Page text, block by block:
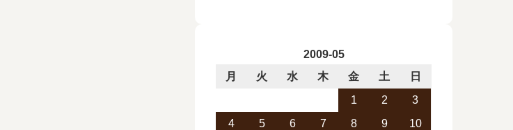
2009-05
月
火 水 木 金 土
日
1
2
3
4
5 6 7 8 9
10